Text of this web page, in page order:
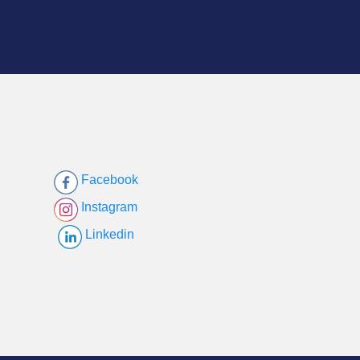
Facebook
Instagram
Linkedin